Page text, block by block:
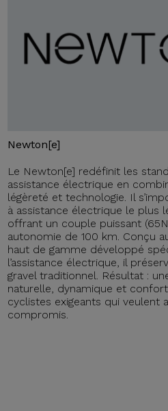
Newton[e]
Le Newton[e] redéfinit les
assistance électrique en
légèreté et technologie. Il
à assistance électrique le plus
offrant un couple puissant
autonomie de 100 km. Conçu
haut de gamme développé
l’assistance électrique, il
gravel traditionnel. Résultat :
naturelle, dynamique et
cyclistes exigeants qui veulent
compromis.